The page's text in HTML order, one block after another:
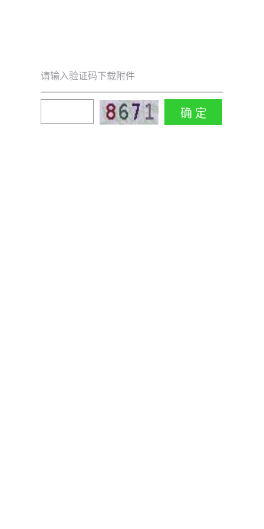
请输入验证码下载附件